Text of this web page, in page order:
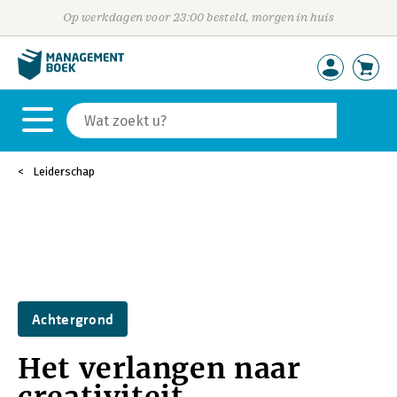
Op werkdagen voor 23:00 besteld, morgen in huis
Leiderschap
Achtergrond
Het verlangen naar